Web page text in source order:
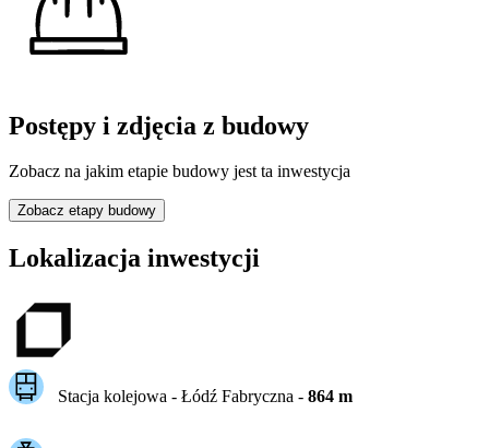
Postępy i zdjęcia z budowy
Zobacz na jakim etapie budowy jest ta inwestycja
Zobacz etapy budowy
Lokalizacja inwestycji
Stacja kolejowa - Łódź Fabryczna - 864m